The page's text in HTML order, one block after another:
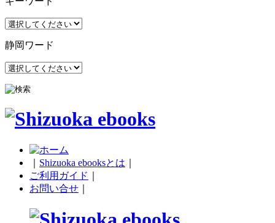
静岡ワード
Shizuoka ebooksとは
ご利用ガイド
お問い合せ